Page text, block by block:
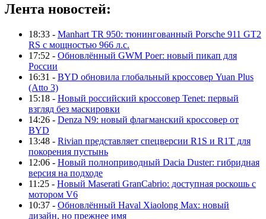
Лента новостей:
18:33 - Manhart TR 950: тюнингованный Porsche 911 GT2
RS с мощностью 966 л.с.
17:52 - Обновлённый GWM Poer: новый пикап для
России
16:31 - BYD обновила глобальный кроссовер Yuan Plus
(Atto 3)
15:18 - Новый российский кроссовер Tenet: первый
взгляд без маскировки
14:26 - Denza N9: новый флагманский кроссовер от
BYD
13:48 - Rivian представляет спецверсии R1S и R1T для
покорения пустынь
12:06 - Новый полноприводный Dacia Duster: гибридная
версия на подходе
11:25 - Новый Maserati GranCabrio: доступная роскошь с
мотором V6
10:37 - Обновлённый Haval Xiaolong Max: новый
дизайн, но прежнее имя